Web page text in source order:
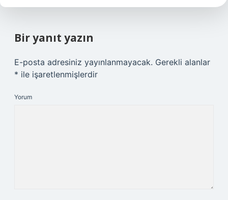
Bir yanıt yazın
E-posta adresiniz yayınlanmayacak. Gerekli alanlar
* ile işaretlenmişlerdir
Yorum